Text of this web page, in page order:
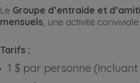
Le Groupe d’entraide et
mensuels, une activité
Tarifs :
1 $ par personne